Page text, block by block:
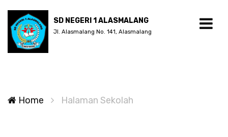
SD NEGERI 1 ALASMALANG
Jl. Alasmalang No. 141, Alasmalang
Home Halaman Sekolah